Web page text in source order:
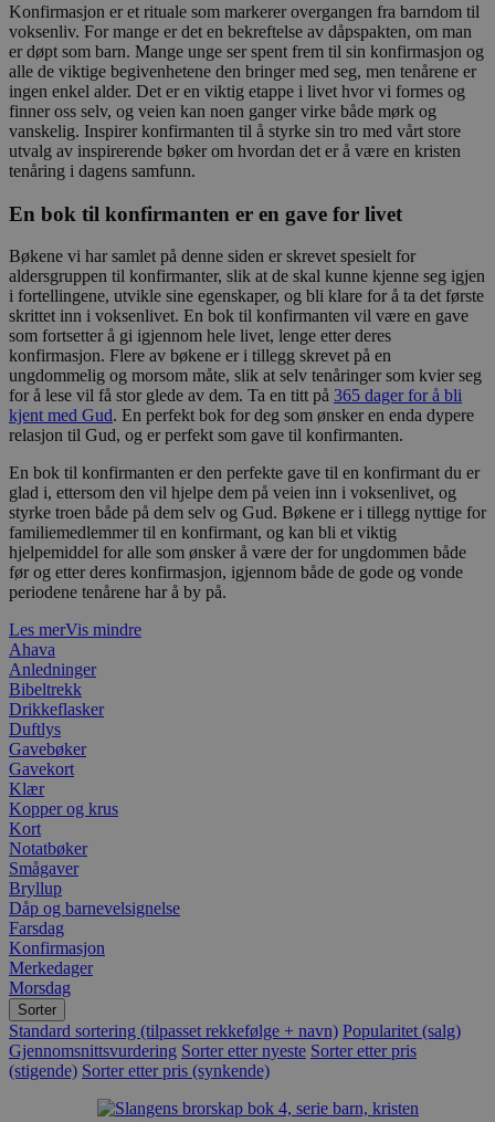
Konfirmasjon er et rituale som markerer overgangen fra barndom til
voksenliv. For mange er det en bekreftelse av dåpspakten, om man
er døpt som barn. Mange unge ser spent frem til sin konfirmasjon og
alle de viktige begivenhetene den bringer med seg, men tenårene er
ingen enkel alder. Det er en viktig etappe i livet hvor vi formes og
finner oss selv, og veien kan noen ganger virke både mørk og
vanskelig. Inspirer konfirmanten til å styrke sin tro med vårt store
utvalg av inspirerende bøker om hvordan det er å være en kristen
tenåring i dagens samfunn.
En bok til konfirmanten er en gave for livet
Bøkene vi har samlet på denne siden er skrevet spesielt for
aldersgruppen til konfirmanter, slik at de skal kunne kjenne seg igjen
i fortellingene, utvikle sine egenskaper, og bli klare for å ta det første
skrittet inn i voksenlivet. En bok til konfirmanten vil være en gave
som fortsetter å gi igjennom hele livet, lenge etter deres
konfirmasjon. Flere av bøkene er i tillegg skrevet på en
ungdommelig og morsom måte, slik at selv tenåringer som kvier seg
for å lese vil få stor glede av dem. Ta en titt på 365 dager for å bli
kjent med Gud. En perfekt bok for deg som ønsker en enda dypere
relasjon til Gud, og er perfekt som gave til konfirmanten.
En bok til konfirmanten er den perfekte gave til en konfirmant du er
glad i, ettersom den vil hjelpe dem på veien inn i voksenlivet, og
styrke troen både på dem selv og Gud. Bøkene er i tillegg nyttige for
familiemedlemmer til en konfirmant, og kan bli et viktig
hjelpemiddel for alle som ønsker å være der for ungdommen både
før og etter deres konfirmasjon, igjennom både de gode og vonde
periodene tenårene har å by på.
Les merVis mindre
Ahava
Anledninger
Bibeltrekk
Drikkeflasker
Duftlys
Gavebøker
Gavekort
Klær
Kopper og krus
Kort
Notatbøker
Smågaver
Bryllup
Dåp og barnevelsignelse
Farsdag
Konfirmasjon
Merkedager
Morsdag
Sorter
Standard sortering (tilpasset rekkefølge + navn) Popularitet (salg)
Gjennomsnittsvurdering Sorter etter nyeste Sorter etter pris
(stigende) Sorter etter pris (synkende)